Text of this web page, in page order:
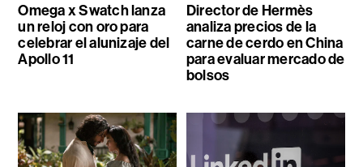
Omega x Swatch lanza
un reloj con oro para
celebrar el alunizaje del
Apollo 11
Director de Hermès
analiza precios de la
carne de cerdo en China
para evaluar mercado de
bolsos